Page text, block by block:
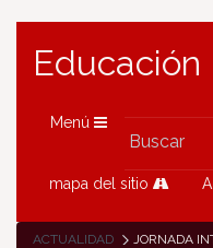
Educación
Menú
mapa del sitio
ACTUALIDAD JORNADA INTERNACIONAL